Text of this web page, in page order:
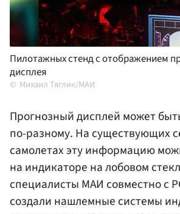
Пилотажных стенд с отображением
дисплея
Михаил Тяглик/МАИ
Прогнозный дисплей может
по-разному. На существующих
самолетах эту информацию
на индикаторе на лобовом
специалисты МАИ совместно с
создали нашлемные системы